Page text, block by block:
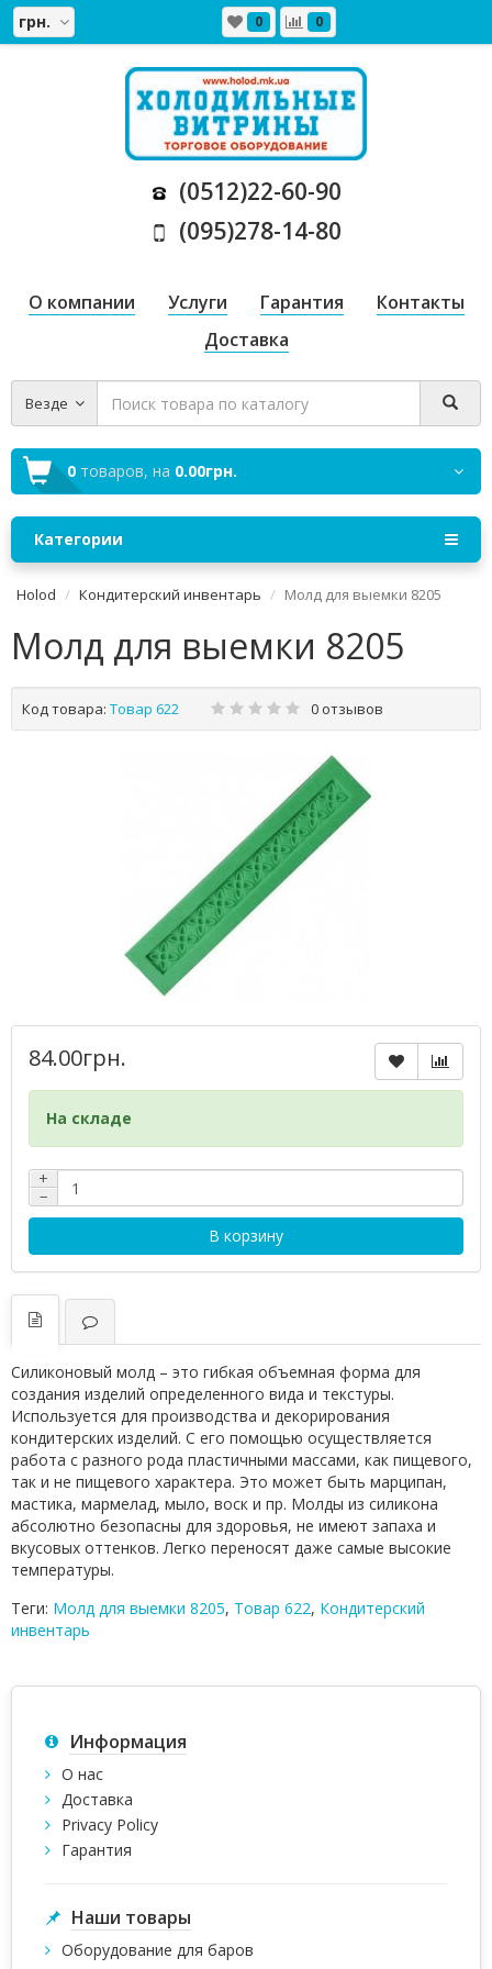
грн. 0 0
(0512)22-60-90
(095)278-14-80
О компании Услуги Гарантия
Контакты
Доставка
Везде
0 товаров, на 0.00грн.
Категории
Holod Кондитерский инвентарь Молд для выемки 8205
Молд для выемки 8205
Код товара: Товар 622 0 отзывов
84.00грн.
На складе
+
−
В корзину
Силиконовый молд – это гибкая объемная форма для
создания изделий определенного вида и текстуры.
Используется для производства и декорирования
кондитерских изделий. С его помощью осуществляется
работа с разного рода пластичными массами, как пищевого,
так и не пищевого характера. Это может быть марципан,
мастика, мармелад, мыло, воск и пр. Молды из силикона
абсолютно безопасны для здоровья, не имеют запаха и
вкусовых оттенков. Легко переносят даже самые высокие
температуры.
Теги: Молд для выемки 8205, Товар 622, Кондитерский
инвентарь
Информация
О нас
Доставка
Privacy Policy
Гарантия
Наши товары
Оборудование для баров